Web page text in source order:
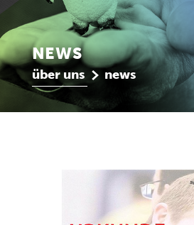
NEWS
über uns news